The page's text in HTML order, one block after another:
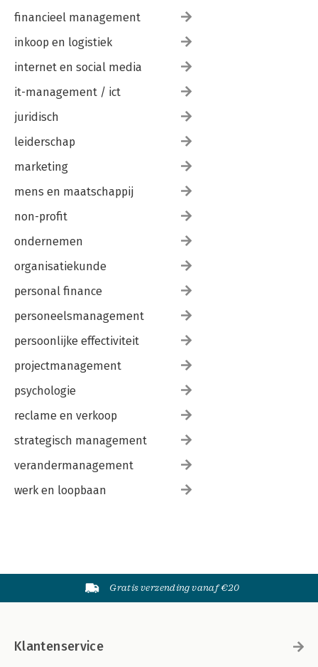
financieel management
inkoop en logistiek
internet en social media
it-management / ict
juridisch
leiderschap
marketing
mens en maatschappij
non-profit
ondernemen
organisatiekunde
personal finance
personeelsmanagement
persoonlijke effectiviteit
projectmanagement
psychologie
reclame en verkoop
strategisch management
verandermanagement
werk en loopbaan
Gratis verzending vanaf €20
Klantenservice